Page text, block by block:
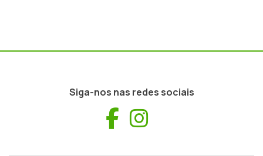
Siga-nos nas redes sociais
Facebook